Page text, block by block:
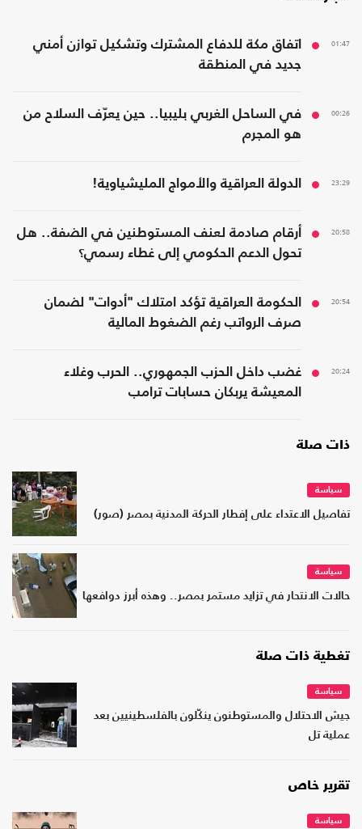
01:47
اتفاق مكة للدفاع المشترك وتشكيل توازن أمني
جديد في المنطقة
00:26
في الساحل الغربي بليبيا.. حين يعرّف السلاح من
هو المجرم
23:29 الدولة العراقية والأمواج المليشياوية!
20:58
أرقام صادمة لعنف المستوطنين في الضفة.. هل
تحول الدعم الحكومي إلى غطاء رسمي؟
20:54
الحكومة العراقية تؤكد امتلاك "أدوات" لضمان
صرف الرواتب رغم الضغوط المالية
20:24
غضب داخل الحزب الجمهوري.. الحرب وغلاء
المعيشة يربكان حسابات ترامب
ذات صلة
سياسة
تفاصيل الاعتداء على إفطار الحركة المدنية بمصر (صور)
سياسة
حالات الانتحار في تزايد مستمر بمصر.. وهذه أبرز دوافعها
تغطية ذات صلة
سياسة
جيش الاحتلال والمستوطنون ينكّلون بالفلسطينيين بعد
عملية تل
تقرير خاص
سياسة